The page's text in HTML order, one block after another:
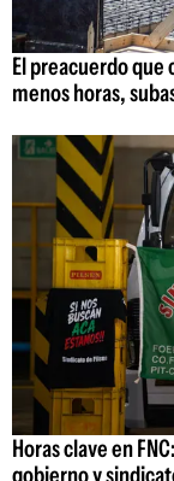
El preacuerdo que
menos horas,
Horas clave en
gobierno y